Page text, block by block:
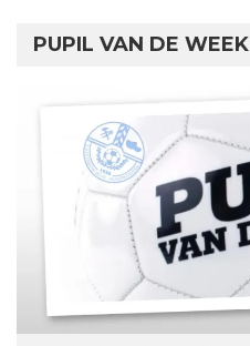
PUPIL VAN DE WEEK